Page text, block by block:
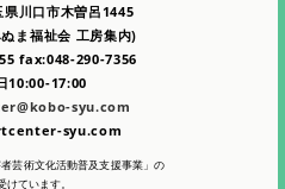
川口市木曽呂1445
ま福祉会 工房集内)
fax:048-290-7356
10:00-17:00
syu.com
syu.com
芸術文化活動普及支援事業」の
けています。